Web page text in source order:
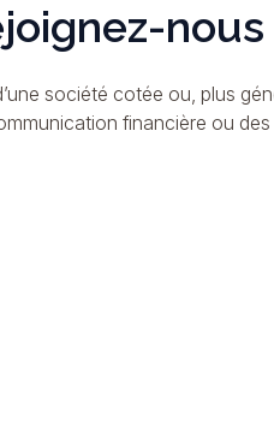
nous
société cotée ou, plus
financière ou